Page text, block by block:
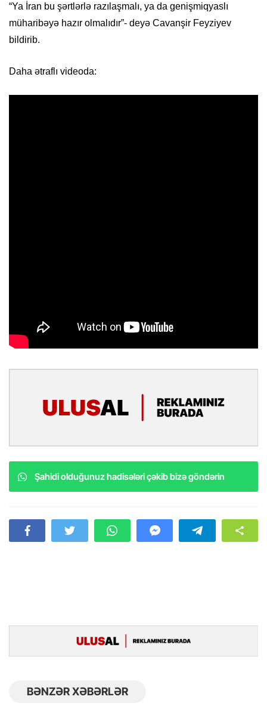
“Ya İran bu şərtlərlə razılaşmalı, ya da genişmiqyaslı
müharibəyə hazır olmalıdır”- deyə Cavanşir Feyziyev
bildirib.
Daha ətraflı videoda:
Şahidi olduğunuz hadisələri çəkib bizə göndərin
BƏNZƏR XƏBƏRLƏR